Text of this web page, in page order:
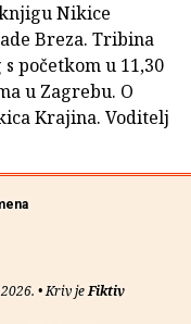
Nikice
Breza. Tribina
početkom u 11,30
u Zagrebu. O
Krajina. Voditelj
• Kriv jeFiktiv